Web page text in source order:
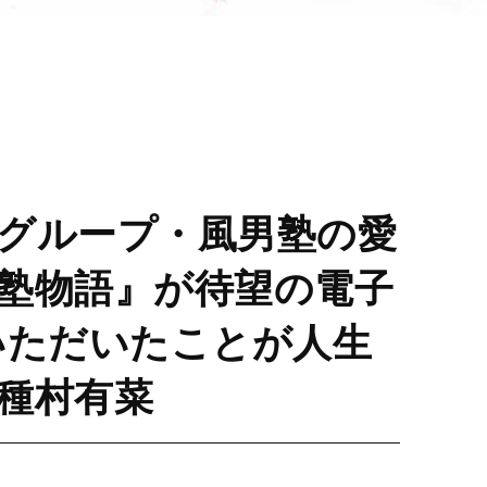
ループ・風男塾の愛
物語』が待望の電子
だいたことが人生
村有菜